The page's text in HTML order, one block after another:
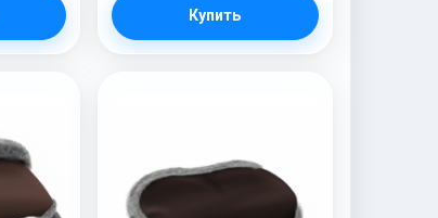
Купить